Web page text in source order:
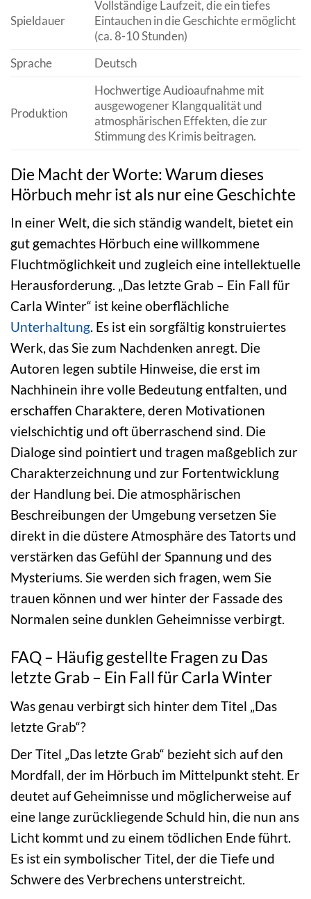
Spieldauer
Vollständige Laufzeit, die ein tiefes
Eintauchen in die Geschichte ermöglicht
(ca. 8-10 Stunden)
Sprache
Deutsch
Produktion
Hochwertige Audioaufnahme mit
ausgewogener Klangqualität und
atmosphärischen Effekten, die zur
Stimmung des Krimis beitragen.
Die Macht der Worte: Warum dieses
Hörbuch mehr ist als nur eine Geschichte
In einer Welt, die sich ständig wandelt, bietet ein
gut gemachtes Hörbuch eine willkommene
Fluchtmöglichkeit und zugleich eine intellektuelle
Herausforderung. „Das letzte Grab – Ein Fall für
Carla Winter“ ist keine oberflächliche
Unterhaltung. Es ist ein sorgfältig konstruiertes
Werk, das Sie zum Nachdenken anregt. Die
Autoren legen subtile Hinweise, die erst im
Nachhinein ihre volle Bedeutung entfalten, und
erschaffen Charaktere, deren Motivationen
vielschichtig und oft überraschend sind. Die
Dialoge sind pointiert und tragen maßgeblich zur
Charakterzeichnung und zur Fortentwicklung
der Handlung bei. Die atmosphärischen
Beschreibungen der Umgebung versetzen Sie
direkt in die düstere Atmosphäre des Tatorts und
verstärken das Gefühl der Spannung und des
Mysteriums. Sie werden sich fragen, wem Sie
trauen können und wer hinter der Fassade des
Normalen seine dunklen Geheimnisse verbirgt.
FAQ – Häufig gestellte Fragen zu Das
letzte Grab – Ein Fall für Carla Winter
Was genau verbirgt sich hinter dem Titel „Das
letzte Grab“?
Der Titel „Das letzte Grab“ bezieht sich auf den
Mordfall, der im Hörbuch im Mittelpunkt steht. Er
deutet auf Geheimnisse und möglicherweise auf
eine lange zurückliegende Schuld hin, die nun ans
Licht kommt und zu einem tödlichen Ende führt.
Es ist ein symbolischer Titel, der die Tiefe und
Schwere des Verbrechens unterstreicht.